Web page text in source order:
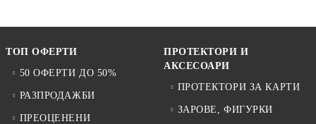
ТОП ОФЕРТИ
50 ОФЕРТИ ДО 50%
РАЗПРОДАЖБИ
ПРЕОЦЕНЕНИ
ПРОТЕКТОРИ И
АКСЕСОАРИ
ПРОТЕКТОРИ ЗА КАРТИ
ЗАРОВЕ, ФИГУРКИ